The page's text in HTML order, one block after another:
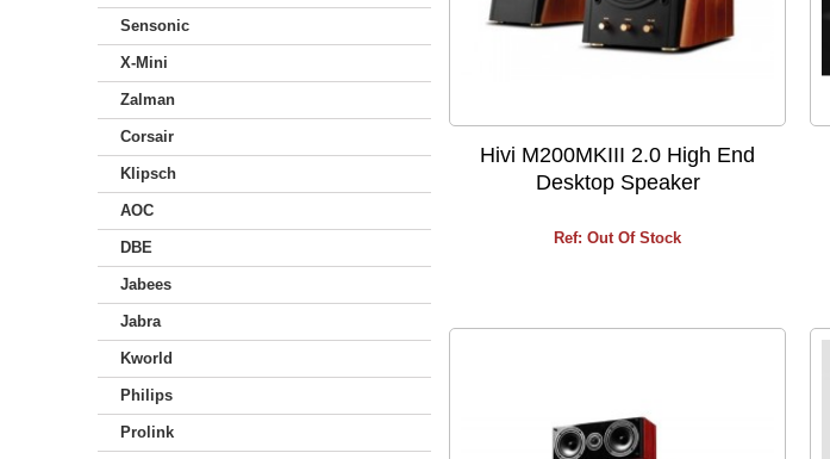
Sensonic
X-Mini
Zalman
Corsair
Klipsch
AOC
DBE
Jabees
Jabra
Kworld
Philips
Prolink
Hivi M200MKIII 2.0 High End
Desktop Speaker
Ref: Out Of Stock